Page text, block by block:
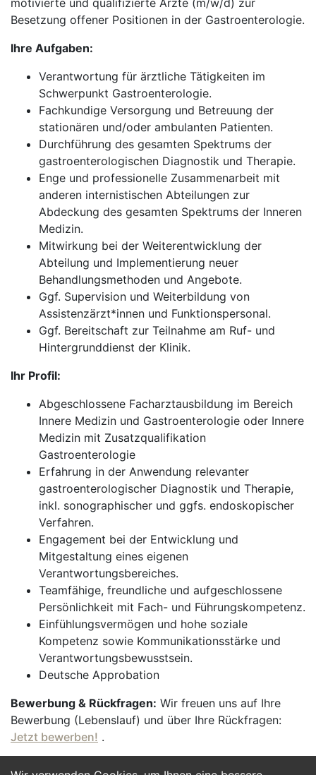
motivierte und qualifizierte Ärzte (m/w/d) zur
Besetzung offener Positionen in der Gastroenterologie.
Ihre Aufgaben:
Verantwortung für ärztliche Tätigkeiten im
Schwerpunkt Gastroenterologie.
Fachkundige Versorgung und Betreuung der
stationären und/oder ambulanten Patienten.
Durchführung des gesamten Spektrums der
gastroenterologischen Diagnostik und Therapie.
Enge und professionelle Zusammenarbeit mit
anderen internistischen Abteilungen zur
Abdeckung des gesamten Spektrums der Inneren
Medizin.
Mitwirkung bei der Weiterentwicklung der
Abteilung und Implementierung neuer
Behandlungsmethoden und Angebote.
Ggf. Supervision und Weiterbildung von
Assistenzärzt*innen und Funktionspersonal.
Ggf. Bereitschaft zur Teilnahme am Ruf- und
Hintergrunddienst der Klinik.
Ihr Profil:
Abgeschlossene Facharztausbildung im Bereich
Innere Medizin und Gastroenterologie oder Innere
Medizin mit Zusatzqualifikation
Gastroenterologie
Erfahrung in der Anwendung relevanter
gastroenterologischer Diagnostik und Therapie,
inkl. sonographischer und ggfs. endoskopischer
Verfahren.
Engagement bei der Entwicklung und
Mitgestaltung eines eigenen
Verantwortungsbereiches.
Teamfähige, freundliche und aufgeschlossene
Persönlichkeit mit Fach- und Führungskompetenz.
Einfühlungsvermögen und hohe soziale
Kompetenz sowie Kommunikationsstärke und
Verantwortungsbewusstsein.
Deutsche Approbation
Bewerbung & Rückfragen: Wir freuen uns auf Ihre
Bewerbung (Lebenslauf) und über Ihre Rückfragen:
Jetzt bewerben! .